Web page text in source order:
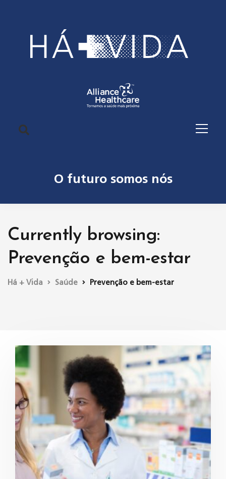
O futuro somos nós
Currently browsing:
Prevenção e bem-estar
Há + Vida Saúde Prevenção e bem-estar